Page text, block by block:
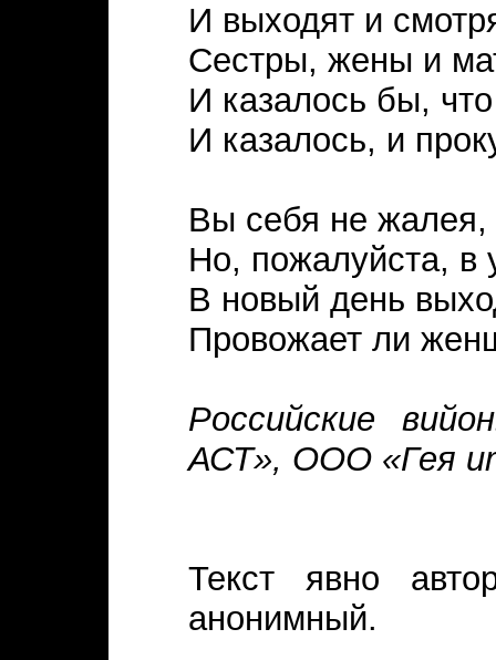
И выходят и
Сестры, жены и
И казалось бы,
И казалось, и
Вы себя не жалея,
Но, пожалуйста, в
В новый день
Провожает ли
Российские
АСТ», ООО «Гея
Текст явно
анонимный.